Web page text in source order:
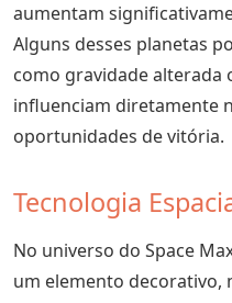
aumentam
Alguns desses planetas
como gravidade alterada
influenciam diretamente
oportunidades de vitória.
Tecnologia
No universo do Space
um elemento decorativo,